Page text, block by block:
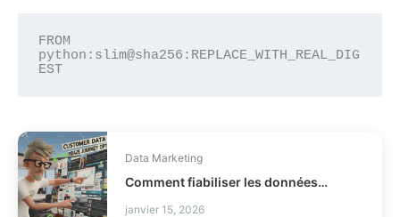
FROM
python:slim@sha256:REPLACE_WITH_REAL_DIG
EST
Data Marketing
Comment fiabiliser les données client Braze ?
janvier 15, 2026